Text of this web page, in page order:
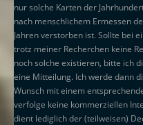
nur solche Karten der
nach menschlichem Ermessen
Jahren verstorben ist. Sollte bei
trotz meiner Recherchen keine
noch solche existieren, bitte ich
eine Mitteilung. Ich werde dann
Wunsch mit einem
verfolge keine kommerziellen
dient lediglich der (teilweisen)